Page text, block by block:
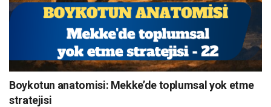
Boykotun anatomisi: Mekke’de toplumsal yok etme
stratejisi